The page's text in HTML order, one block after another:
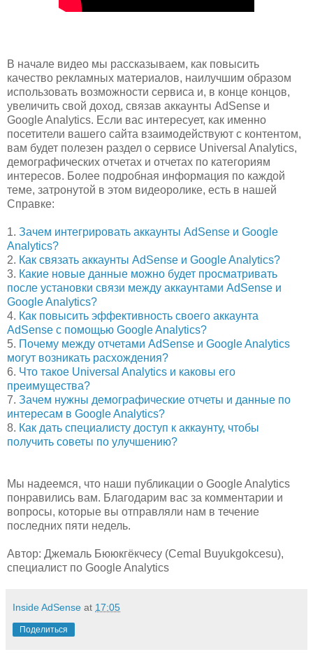
В начале видео мы рассказываем, как повысить
качество рекламных материалов, наилучшим образом
использовать возможности сервиса и, в конце концов,
увеличить свой доход, связав аккаунты AdSense и
Google Analytics. Если вас интересует, как именно
посетители вашего сайта взаимодействуют с контентом,
вам будет полезен раздел о сервисе Universal Analytics,
демографических отчетах и отчетах по категориям
интересов. Более подробная информация по каждой
теме, затронутой в этом видеоролике, есть в нашей
Справке:
1. Зачем интегрировать аккаунты AdSense и Google
Analytics?
2. Как связать аккаунты AdSense и Google Analytics?
3. Какие новые данные можно будет просматривать
после установки связи между аккаунтами AdSense и
Google Analytics?
4. Как повысить эффективность своего аккаунта
AdSense с помощью Google Analytics?
5. Почему между отчетами AdSense и Google Analytics
могут возникать расхождения?
6. Что такое Universal Analytics и каковы его
преимущества?
7. Зачем нужны демографические отчеты и данные по
интересам в Google Analytics?
8. Как дать специалисту доступ к аккаунту, чтобы
получить советы по улучшению?
Мы надеемся, что наши публикации о Google Analytics
понравились вам. Благодарим вас за комментарии и
вопросы, которые вы отправляли нам в течение
последних пяти недель.
Автор: Джемаль Бююкгёкчесу (Cemal Buyukgokcesu),
специалист по Google Analytics
Inside AdSense at 17:05
Поделиться